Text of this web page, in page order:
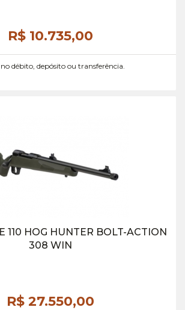
R$ 10.735,00
débito, depósito ou transferência.
110 HOG HUNTER BOLT-ACTION
308 WIN
R$ 27.550,00